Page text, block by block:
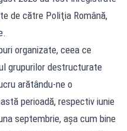
de către Poliţia Română,
organizate, ceea ce
grupurilor destructurate
arătându-ne o
perioadă, respectiv iunie
septembrie, aşa cum bine